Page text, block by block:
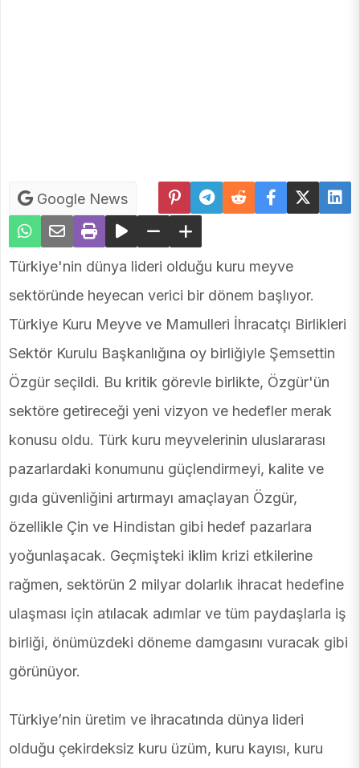
Google News
Türkiye'nin dünya lideri olduğu kuru meyve
sektöründe heyecan verici bir dönem başlıyor.
Türkiye Kuru Meyve ve Mamulleri İhracatçı Birlikleri
Sektör Kurulu Başkanlığına oy birliğiyle Şemsettin
Özgür seçildi. Bu kritik görevle birlikte, Özgür'ün
sektöre getireceği yeni vizyon ve hedefler merak
konusu oldu. Türk kuru meyvelerinin uluslararası
pazarlardaki konumunu güçlendirmeyi, kalite ve
gıda güvenliğini artırmayı amaçlayan Özgür,
özellikle Çin ve Hindistan gibi hedef pazarlara
yoğunlaşacak. Geçmişteki iklim krizi etkilerine
rağmen, sektörün 2 milyar dolarlık ihracat hedefine
ulaşması için atılacak adımlar ve tüm paydaşlarla iş
birliği, önümüzdeki döneme damgasını vuracak gibi
görünüyor.
Türkiye’nin üretim ve ihracatında dünya lideri
olduğu çekirdeksiz kuru üzüm, kuru kayısı, kuru